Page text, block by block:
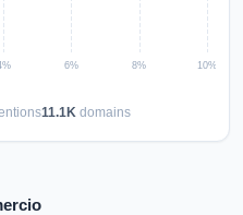
11.1Kdomains